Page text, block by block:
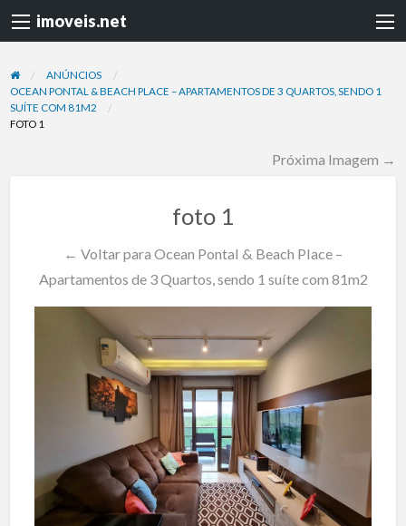
imoveis.net
ANÚNCIOS
OCEAN PONTAL & BEACH PLACE – APARTAMENTOS DE 3 QUARTOS, SENDO 1
SUÍTE COM 81M2
FOTO 1
Próxima Imagem →
foto 1
← Voltar para Ocean Pontal & Beach Place –
Apartamentos de 3 Quartos, sendo 1 suíte com 81m2